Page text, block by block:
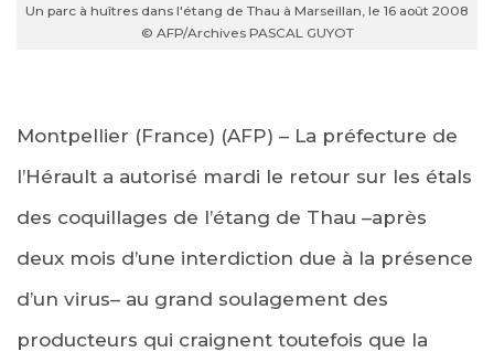
Un parc à huîtres dans l'étang de Thau à Marseillan, le 16 août 2008
© AFP/Archives PASCAL GUYOT
Montpellier (France) (AFP) – La préfecture de
l’Hérault a autorisé mardi le retour sur les étals
des coquillages de l’étang de Thau –après
deux mois d’une interdiction due à la présence
d’un virus– au grand soulagement des
producteurs qui craignent toutefois que la